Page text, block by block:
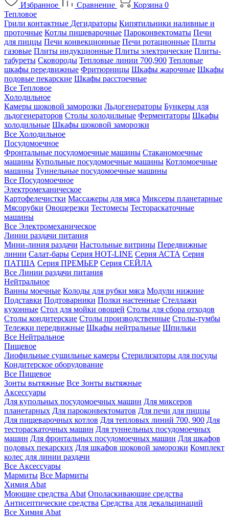
Избранное Сравнение Корзина 0
Тепловое
Грили контактные Дегидраторы Кипятильники наливные и
проточные Котлы пищеварочные Пароконвектоматы Печи
для пиццы Печи конвекционные Печи ротационные Плиты
газовые Плиты индукционные Плиты электрические Плиты-
табуреты Сковороды Тепловые линии 700,900 Тепловые
шкафы передвижные Фритюрницы Шкафы жарочные Шкафы
подовые пекарские Шкафы расстоечные
Все Тепловое
Холодильное
Камеры шоковой заморозки Льдогенераторы Бункеры для
льдогенераторов Столы холодильные Ферментаторы Шкафы
холодильные Шкафы шоковой заморозки
Все Холодильное
Посудомоечное
Фронтальные посудомоечные машины Стаканомоечные
машины Купольные посудомоечные машины Котломоечные
машины Туннельные посудомоечные машины
Все Посудомоечное
Электромеханическое
Картофелечистки Массажеры для мяса Миксеры планетарные
Мясорубки Овощерезки Тестомесы Тестораскаточные
машины
Все Электромеханическое
Линии раздачи питания
Мини-линия раздачи Настольные витрины Передвижные
линии Салат-бары Серия HOT-LINE Серия АСТА Серия
ПАТША Серия ПРЕМЬЕР Серия СЕЙЛА
Все Линии раздачи питания
Нейтральное
Ванны моечные Колоды для рубки мяса Модули нижние
Подставки Подтоварники Полки настенные Стеллажи
кухонные Стол для мойки овощей Столы для сбора отходов
Столы кондитерские Столы производственные Столы-тумбы
Тележки передвижные Шкафы нейтральные Шпильки
Все Нейтральное
Пищевое
Лиофильные сушильные камеры Стерилизаторы для посуды
Кондитерское оборудование
Все Пищевое
Зонты вытяжные Все Зонты вытяжные
Аксессуары
Для купольных посудомоечных машин Для миксеров
планетарных Для пароконвектоматов Для печи для пиццы
Для пищеварочных котлов Для тепловых линий 700, 900 Для
тестораскаточных машин Для туннельных посудомоечных
машин Для фронтальных посудомоечных машин Для шкафов
подовых пекарских Для шкафов шоковой заморозки Комплект
колес для линии раздачи
Все Аксессуары
Мармиты Все Мармиты
Химия Abat
Моющие средства Abat Ополаскивающие средства
Антисептические средства Средства для декальцинаций
Все Химия Abat